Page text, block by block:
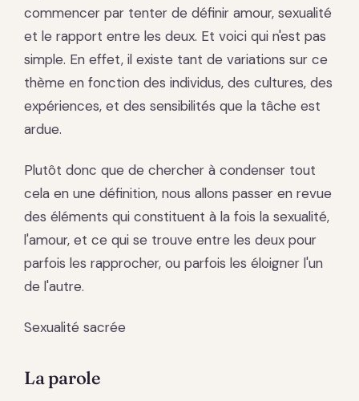
commencer par tenter de définir amour, sexualité
et le rapport entre les deux. Et voici qui n'est pas
simple. En effet, il existe tant de variations sur ce
thème en fonction des individus, des cultures, des
expériences, et des sensibilités que la tâche est
ardue.
Plutôt donc que de chercher à condenser tout
cela en une définition, nous allons passer en revue
des éléments qui constituent à la fois la sexualité,
l'amour, et ce qui se trouve entre les deux pour
parfois les rapprocher, ou parfois les éloigner l'un
de l'autre.
Sexualité sacrée
La parole